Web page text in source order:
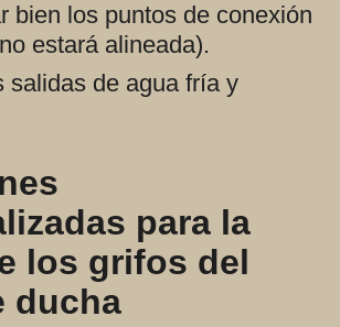
bien los puntos de conexión
estará alineada).
salidas de agua fría y
para la
los grifos del
ducha